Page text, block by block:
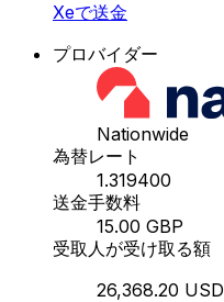
Xeで送金
プロバイダー
Nationwide
為替レート
1.319400
送金手数料
15.00 GBP
受取人が受け取る額
26,368.20 USD